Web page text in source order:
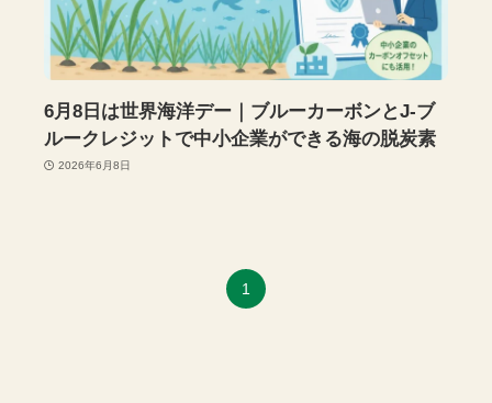
6月8日は世界海洋デー｜ブルーカーボンとJ-ブ
ルークレジットで中小企業ができる海の脱炭素
2026年6月8日
1